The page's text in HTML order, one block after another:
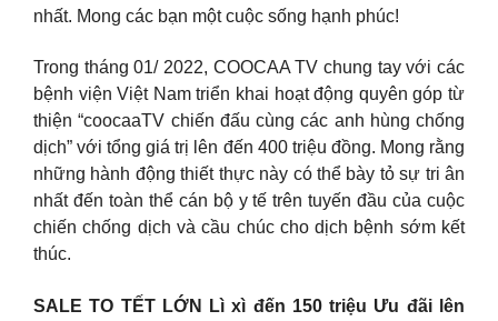
nhất. Mong các bạn một cuộc sống hạnh phúc!
Trong tháng 01/ 2022, COOCAA TV chung tay với các
bệnh viện Việt Nam triển khai hoạt động quyên góp từ
thiện “coocaaTV chiến đấu cùng các anh hùng chống
dịch” với tổng giá trị lên đến 400 triệu đồng. Mong rằng
những hành động thiết thực này có thể bày tỏ sự tri ân
nhất đến toàn thể cán bộ y tế trên tuyến đầu của cuộc
chiến chống dịch và cầu chúc cho dịch bệnh sớm kết
thúc.
SALE TO TẾT LỚN Lì xì đến 150 triệu Ưu đãi lên